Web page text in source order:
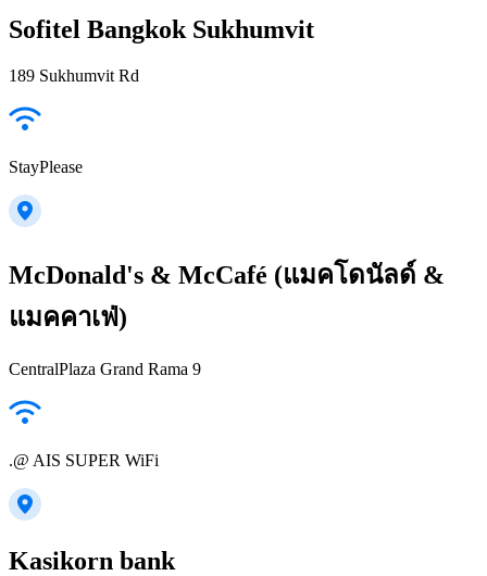
Sofitel Bangkok Sukhumvit
189 Sukhumvit Rd
StayPlease
McDonald's & McCafé (แมคโดนัลด์ &
แมคคาเฟ่)
CentralPlaza Grand Rama 9
.@ AIS SUPER WiFi
Kasikorn bank